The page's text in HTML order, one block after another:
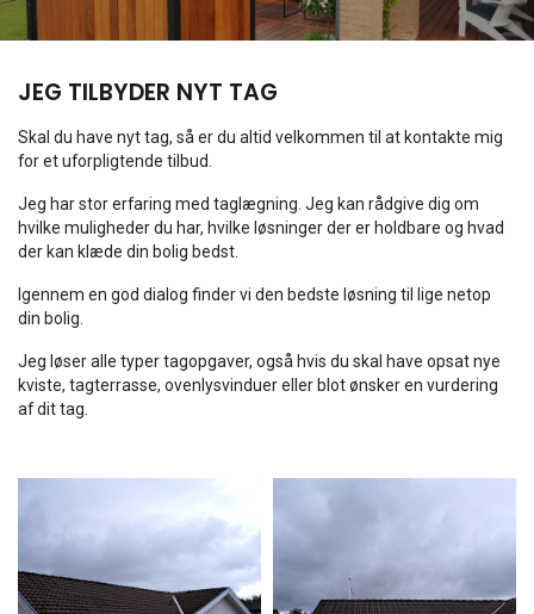
JEG TILBYDER NYT TAG
Skal du have nyt tag, så er du altid velkommen til at kontakte mig
for et uforpligtende tilbud.
Jeg har stor erfaring med taglægning. Jeg kan rådgive dig om
hvilke muligheder du har, hvilke løsninger der er holdbare og hvad
der kan klæde din bolig bedst.
Igennem en god dialog finder vi den bedste løsning til lige netop
din bolig.
Jeg løser alle typer tagopgaver, også hvis du skal have opsat nye
kviste, tagterrasse, ovenlysvinduer eller blot ønsker en vurdering
af dit tag.